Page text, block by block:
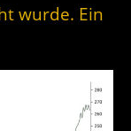
wurde. Ein